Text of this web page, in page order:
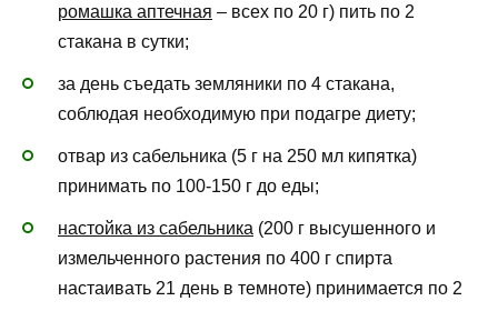
ромашка аптечная – всех по 20 г) пить по 2
стакана в сутки;
за день съедать земляники по 4 стакана,
соблюдая необходимую при подагре диету;
отвар из сабельника (5 г на 250 мл кипятка)
принимать по 100-150 г до еды;
настойка из сабельника (200 г высушенного и
измельченного растения по 400 г спирта
настаивать 21 день в темноте) принимается по 2